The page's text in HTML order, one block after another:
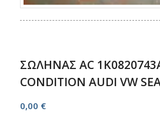
ΣΩΛΗΝΑΣ AC
CONDITION AUDI VW
0,00 €